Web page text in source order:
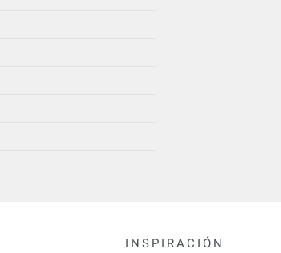
INSPIRACIÓN